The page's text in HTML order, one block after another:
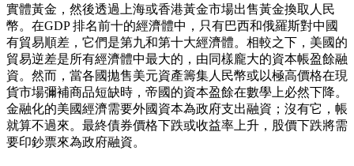
實體黃金，然後透過上海或香港黃金市場出售黃金換取人民
幣。在GDP 排名前十的經濟體中，只有巴西和俄羅斯對中國
有貿易順差，它們是第九和第十大經濟體。相較之下，美國的
貿易逆差是所有經濟體中最大的，由同樣龐大的資本帳盈餘融
資。然而，當各國拋售美元資產籌集人民幣或以極高價格在現
貨市場彌補商品短缺時，帝國的資本盈餘在數學上必然下降。
金融化的美國經濟需要外國資本為政府支出融資；沒有它，帳
就算不過來。最終債券價格下跌或收益率上升，股價下跌將需
要印鈔票來為政府融資。